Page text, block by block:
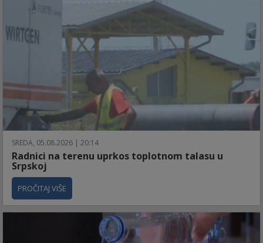
SREDA, 05.08.2026 | 20:14
Radnici na terenu uprkos toplotnom talasu u
Srpskoj
PROČITAJ VIŠE